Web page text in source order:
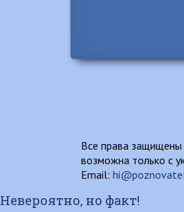
Все права
возможна только с
Email:
Невероятно, но факт!